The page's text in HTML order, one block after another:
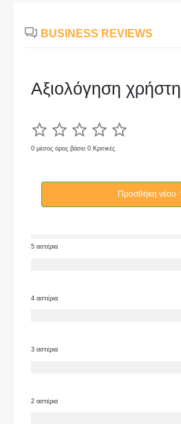
BUSINESS REVIEWS
Αξιολόγηση χρήστη
0 μέσος όρος βάσει 0 Κριτικές
Προσθήκη νέου
5 αστέρια
4 αστέρια
3 αστέρια
2 αστέρια